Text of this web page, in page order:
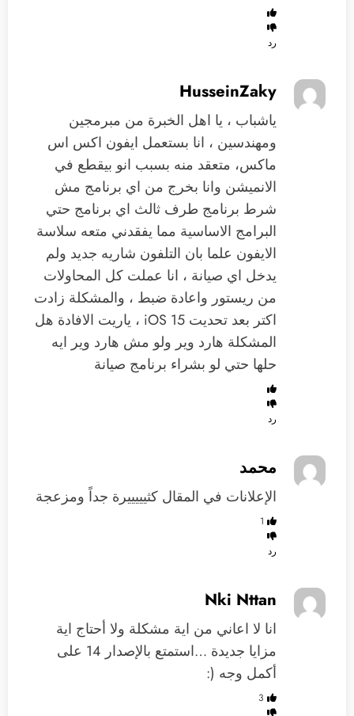
رد
HusseinZaky
ياشباب ، يا اهل الخبرة من مبرمجين
ومهندسين ، انا بستعمل ايفون اكس اس
ماكس، متعقد منه بسبب انو بيقطع في
الانميشن وانا بخرج من اي برنامج مش
شرط برنامج طرف ثالث اي برنامج حتي
البرامج الاساسية مما يفقدني متعه سلاسة
الايفون علما بان التلفون شاريه جديد ولم
يدخل اي صيانة ، انا عملت كل المحاولات
من ريستور واعادة ضبط ، والمشكلة زادت
اكتر بعد تحديت iOS 15 ، ياريت الافادة هل
المشكلة هارد وير ولو مش هارد وير ايه
حلها حتي لو بشراء برنامج صيانة
رد
محمد
الإعلانات في المقال كثيييييرة جداً ومزعجة
1
رد
Nki Nttan
انا لا اعاني من اية مشكلة ولا أحتاج اية
مزايا جديدة …استمتع بالإصدار 14 على
أكمل وجه (:
3